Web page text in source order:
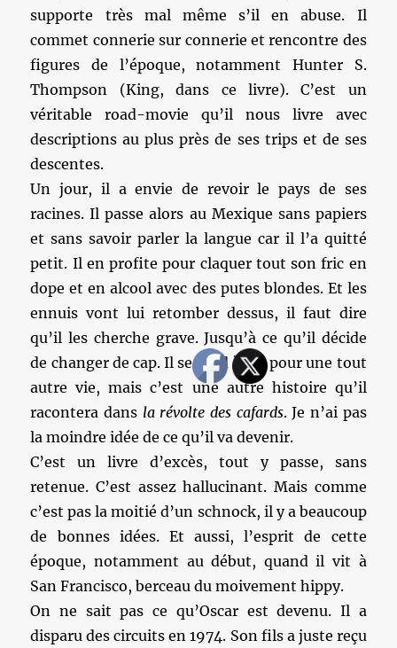
supporte très mal même s’il en abuse. Il
commet connerie sur connerie et rencontre des
figures de l’époque, notamment Hunter S.
Thompson (King, dans ce livre). C’est un
véritable road-movie qu’il nous livre avec
descriptions au plus près de ses trips et de ses
descentes.
Un jour, il a envie de revoir le pays de ses
racines. Il passe alors au Mexique sans papiers
et sans savoir parler la langue car il l’a quitté
petit. Il en profite pour claquer tout son fric en
dope et en alcool avec des putes blondes. Et les
ennuis vont lui retomber dessus, il faut dire
qu’il les cherche grave. Jusqu’à ce qu’il décide
de changer de cap. Il se rend à L.A pour une tout
autre vie, mais c’est une autre histoire qu’il
racontera dans la révolte des cafards. Je n’ai pas
la moindre idée de ce qu’il va devenir.
C’est un livre d’excès, tout y passe, sans
retenue. C’est assez hallucinant. Mais comme
c’est pas la moitié d’un schnock, il y a beaucoup
de bonnes idées. Et aussi, l’esprit de cette
époque, notamment au début, quand il vit à
San Francisco, berceau du moivement hippy.
On ne sait pas ce qu’Oscar est devenu. Il a
disparu des circuits en 1974. Son fils a juste reçu